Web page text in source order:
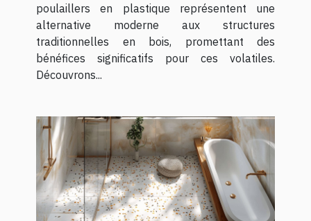
poulaillers en plastique représentent une
alternative moderne aux structures
traditionnelles en bois, promettant des
bénéfices significatifs pour ces volatiles.
Découvrons...